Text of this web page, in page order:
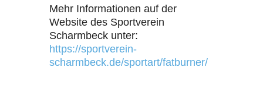
Mehr Informationen auf der
Website des Sportverein
Scharmbeck unter:
https://sportverein-
scharmbeck.de/sportart/fatburner/